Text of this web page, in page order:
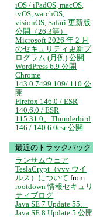
iOS / iPadOS, macOS,
tvOS, watchOS,
visionOS, Safari 更新版
公開（26.3等）
Microsoft 2026 年 2 月
のセキュリティ更新プ
ログラム (月例) 公開
WordPress 6.9 公開
Chrome
143.0.7499.109/.110 公
開
Firefox 146.0 / ESR
140.6.0 / ESR
115.31.0、Thunderbird
146 / 140.6.0esr 公開
最近のトラックバック
ランサムウェア
TeslaCrypt（vvv ウイ
ルス）について from
rootdown 情報セキュリ
ティブログ
Java SE 7 Update 55、
Java SE 8 Update 5 公開